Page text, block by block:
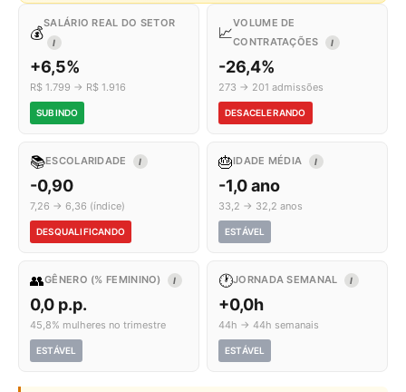
💰
SALÁRIO REAL DO SETOR
I
+6,5%
R$ 1.799 → R$ 1.916
SUBINDO
📈
VOLUME DE
CONTRATAÇÕES
I
-26,4%
273 → 201 admissões
DESACELERANDO
📚ESCOLARIDADE I
-0,90
7,26 → 6,36 (índice)
DESQUALIFICANDO
🎂IDADE MÉDIA I
-1,0 ano
33,2 → 32,2 anos
ESTÁVEL
👥GÊNERO (% FEMININO) I
0,0 p.p.
45,8% mulheres no trimestre
ESTÁVEL
🕐JORNADA SEMANAL I
+0,0h
44h → 44h semanais
ESTÁVEL